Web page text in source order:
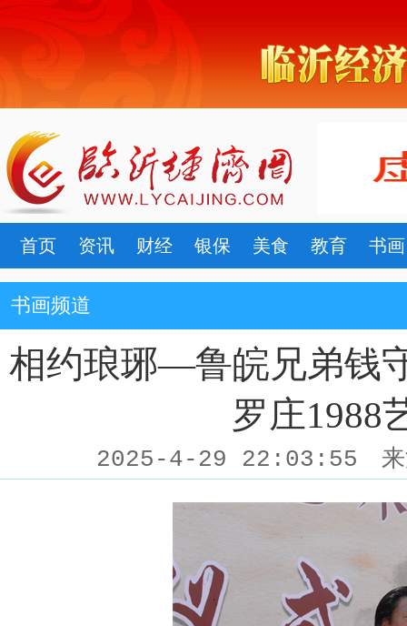
首页 资讯 财经 银保 美食 教育 书画
书画频道
相约琅琊—鲁皖兄弟钱
罗庄1988
2025-4-29 22:03:55